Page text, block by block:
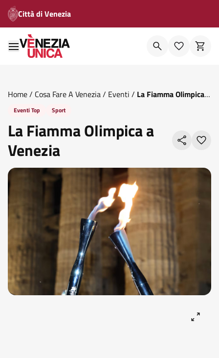
Città di Venezia
Home/ Cosa Fare A Venezia/ Eventi / La Fiamma Olimpica A
Venezia
Eventi Top Sport
La Fiamma Olimpica a
Venezia